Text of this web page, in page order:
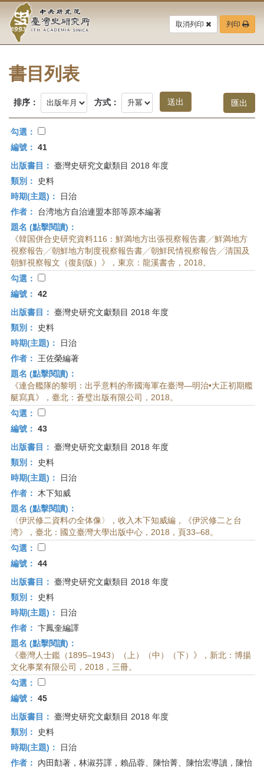
要
中
央
研
究
院-
臺
灣
史
研
究
所-
首
頁
取消列印 列印
書目列表
排序： 方式：
勾選：
編號： 41
出版書目： 臺灣史研究文獻類目 2018 年度
類別：
史料
時期(主題)：
日治
作者：
台湾地方自治連盟本部等原本編著
題名 (點擊閱讀)：
《韓国併合史研究資料116：鮮満地方出張視察報告書╱鮮満地方
視察報告╱朝鮮地方制度視察報告書╱朝鮮民情視察報告╱清国及
朝鮮視察報文（復刻版）》，東京：龍溪書舎，2018。
勾選：
編號： 42
出版書目： 臺灣史研究文獻類目 2018 年度
類別：
史料
時期(主題)：
日治
作者：
王佐榮編著
題名 (點擊閱讀)：
《連合艦隊的黎明：出乎意料的帝國海軍在臺灣—明治•大正初期艦
艇寫真》，臺北：蒼璧出版有限公司，2018。
勾選：
編號： 43
出版書目： 臺灣史研究文獻類目 2018 年度
類別：
史料
時期(主題)：
日治
作者：
木下知威
題名 (點擊閱讀)：
〈伊沢修二資料の全体像〉，收入木下知威編，《伊沢修二と台
湾》，臺北：國立臺灣大學出版中心，2018，頁33–68。
勾選：
編號： 44
出版書目： 臺灣史研究文獻類目 2018 年度
類別：
史料
時期(主題)：
日治
作者： 卞鳳奎編譯
題名 (點擊閱讀)：
《臺灣人士鑑（1895–1943）（上）（中）（下）》，新北：博揚
文化事業有限公司，2018，三冊。
勾選：
編號： 45
出版書目： 臺灣史研究文獻類目 2018 年度
類別：
史料
時期(主題)：
日治
作者：
內田勣著，林淑芬譯，賴品蓉、陳怡菁、陳怡宏導讀，陳怡